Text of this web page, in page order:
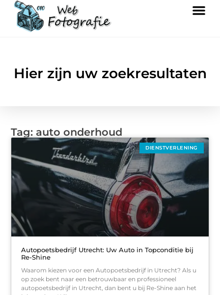
Hier zijn uw zoekresultaten
Tag: auto onderhoud
DIENSTVERLENING
Autopoetsbedrijf Utrecht: Uw Auto in Topconditie bij
Re-Shine
Waarom kiezen voor een Autopoetsbedrijf in Utrecht? Als u
op zoek bent naar een betrouwbaar en professioneel
autopoetsbedrijf in Utrecht, dan bent u bij Re-Shine aan het